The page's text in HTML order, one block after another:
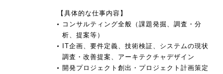
【具体的な仕事内容】
コンサルティング全般（課題発掘、調査・分
析、提案等）
IT企画、要件定義、技術検証、システムの現状
調査・改善提案、アーキテクチャデザイン
開発プロジェクト創出・プロジェクト計画策定